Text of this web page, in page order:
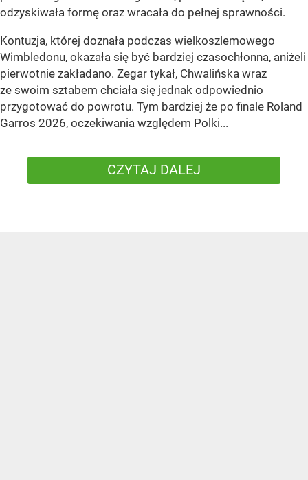
odzyskiwała formę oraz wracała do pełnej sprawności.
Kontuzja, której doznała podczas wielkoszlemowego
Wimbledonu, okazała się być bardziej czasochłonna, aniżeli
pierwotnie zakładano. Zegar tykał, Chwalińska wraz
ze swoim sztabem chciała się jednak odpowiednio
przygotować do powrotu. Tym bardziej że po finale Roland
Garros 2026, oczekiwania względem Polki...
CZYTAJ DALEJ